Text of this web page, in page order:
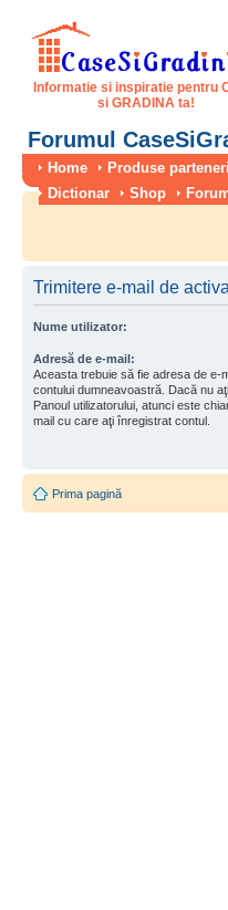
Informatie si inspiratie pentru
si GRADINA ta!
Forumul
Home Produse parteneri
Dictionar
Shop
Trimitere e-mail de
Nume utilizator:
Adresă de e-mail:
Aceasta trebuie să fie adresa de e-
contului dumneavoastră. Dacă nu
Panoul utilizatorului, atunci este
mail cu care aţi înregistrat contul.
Prima pagină